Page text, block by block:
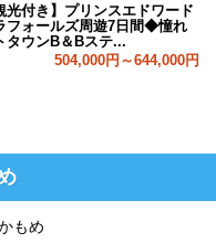
光付き】プリンスエドワード
フォールズ周遊7日間◆憧れ
タウンB＆Bステ...
504,000円～644,000円
もめ